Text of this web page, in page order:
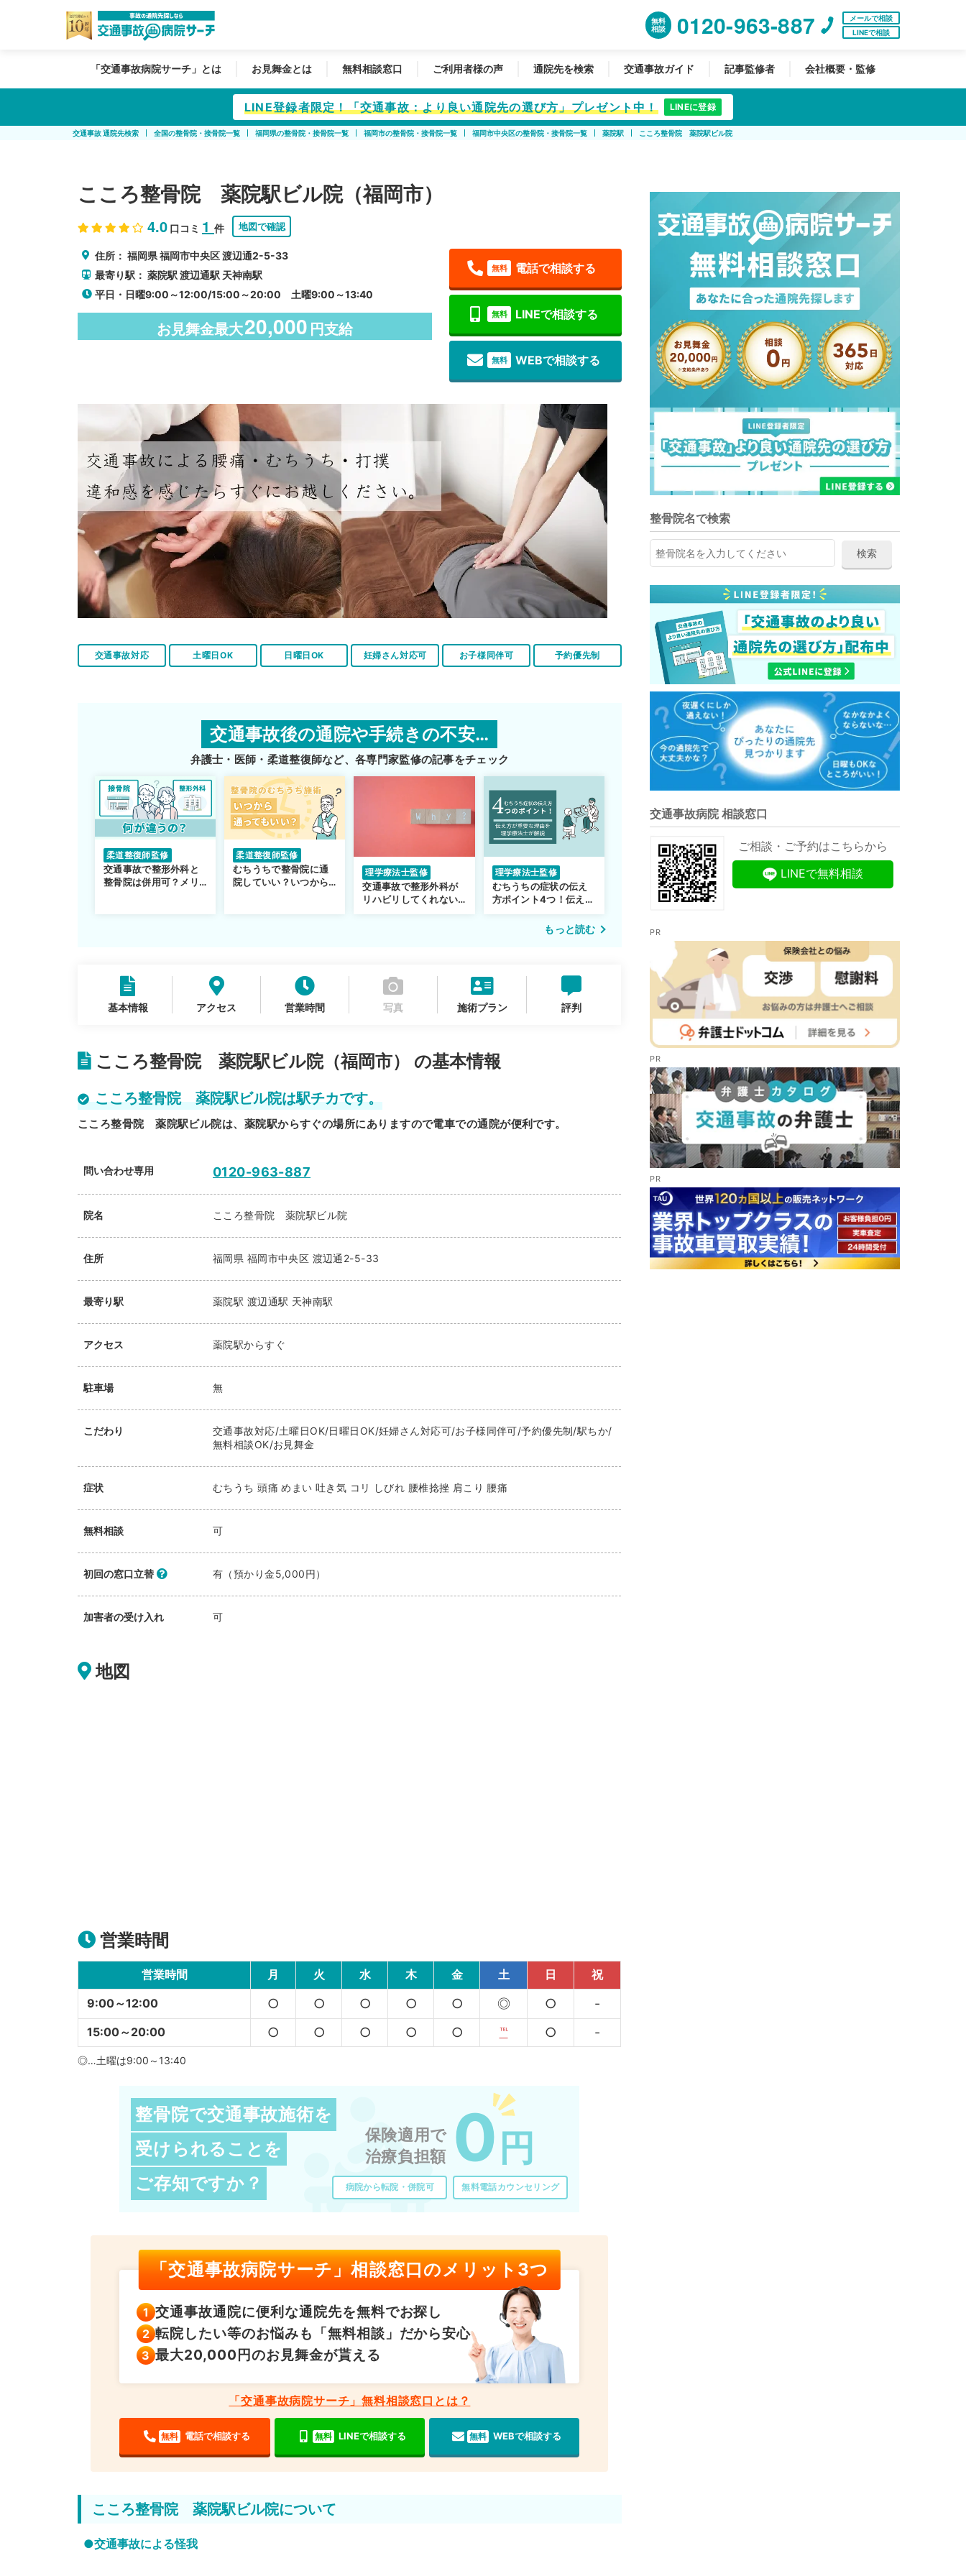
無料
相談
0120-963-887
メールで相談
LINEで相談
「交通事故病院サーチ」とは お見舞金とは 無料相談窓口 ご利用者様の声 通院先を検索 交通事故ガイド 記事監修者 会社概要・監修
LINE登録者限定！「交通事故：より良い通院先の選び方」プレゼント中！ LINEに登録
交通事故 通院先検索 全国の整骨院・接骨院一覧 福岡県の整骨院・接骨院一覧 福岡市の整骨院・接骨院一覧 福岡市中央区の整骨院・接骨院一覧 薬院駅 こころ整骨院 薬院駅ビル院
こころ整骨院 薬院駅ビル院（福岡市）
4.0 口コミ 1 件 地図で確認
住所： 福岡県福岡市中央区渡辺通2-5-33
最寄り駅： 薬院駅 渡辺通駅 天神南駅
平日・日曜9:00～12:00/15:00～20:00 土曜9:00～13:40
お見舞金最大20,000 円支給
無料 電話で相談する
無料 LINEで相談する
無料 WEBで相談する
交通事故対応 土曜日OK 日曜日OK 妊婦さん対応可 お子様同伴可 予約優先制
交通事故後の通院や手続きの不安…
弁護士・医師・柔道整復師など、各専門家監修の記事をチェック
柔道整復師監修
交通事故で整形外科と
整骨院は併用可？メリ
柔道整復師監修
むちうちで整骨院に通
院していい？いつから
理学療法士監修
交通事故で整形外科が
リハビリしてくれない…
転院するべき？
理学療法士監修
むちうちの症状の伝え
方ポイント4つ！伝え方
が重要な理由も解説
もっと読む
基本情報 アクセス 営業時間 写真 施術プラン 評判
こころ整骨院 薬院駅ビル院（福岡市） の基本情報
こころ整骨院 薬院駅ビル院は駅チカです。
こころ整骨院 薬院駅ビル院は、薬院駅からすぐの場所にありますので電車での通院が便利です。
問い合わせ専用 0120-963-887
院名 こころ整骨院 薬院駅ビル院
住所 福岡県 福岡市中央区 渡辺通2-5-33
最寄り駅 薬院駅 渡辺通駅 天神南駅
アクセス 薬院駅からすぐ
駐車場 無
こだわり
交通事故対応/土曜日OK/日曜日OK/妊婦さん対応可/お子様同伴可/予約優先制/駅ちか/
無料相談OK/お見舞金
症状 むちうち 頭痛 めまい 吐き気 コリ しびれ 腰椎捻挫 肩こり 腰痛
無料相談 可
初回の窓口立替 有（預かり金5,000円）
加害者の受け入れ 可
地図
営業時間
営業時間 月 火 水 木 金 土 日
祝
9:00～12:00
○ ○ ○ ○ ○ ◎ ○ -
15:00～20:00 ○ ○ ○ ○ ○ ℡ ○ -
◎…土曜は9:00～13:40
整骨院で交通事故施術を
受けられることを
ご存知ですか？
保険適用で
治療負担額 0 円
病院から転院・併院可 無料電話カウンセリング
「交通事故病院サーチ」相談窓口のメリット3つ
交通事故通院に便利な通院先を無料でお探し
転院したい等のお悩みも
「無料相談」だから安心
最大20,000円のお見舞金が貰える
「交通事故病院サーチ」無料相談窓口とは？
無料 電話で相談する 無料 LINEで相談する 無料 WEBで相談する
こころ整骨院 薬院駅ビル院について
●交通事故による怪我
整骨院名で検索
交通事故病院 相談窓口
ご相談・ご予約はこちらから
LINEで無料相談